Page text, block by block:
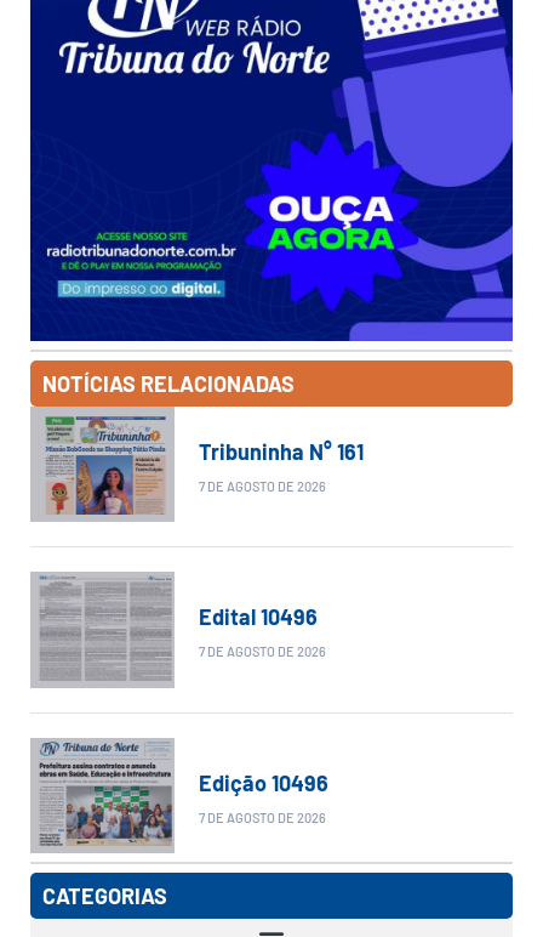
NOTÍCIAS RELACIONADAS
Tribuninha N° 161
7 DE AGOSTO DE 2026
Edital 10496
7 DE AGOSTO DE 2026
Edição 10496
7 DE AGOSTO DE 2026
CATEGORIAS